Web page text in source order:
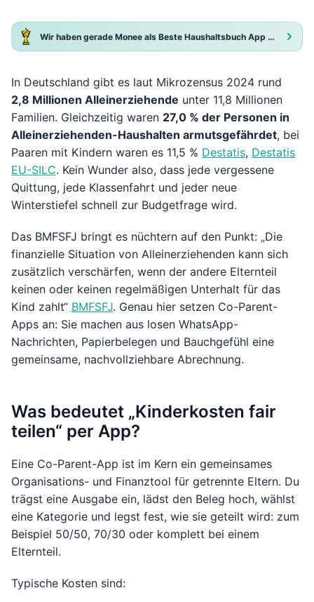
Wir haben gerade Monee als Beste Haushaltsbuch App 2025 ausgezeichnet!
In Deutschland gibt es laut Mikrozensus 2024 rund
2,8 Millionen Alleinerziehende unter 11,8 Millionen
Familien. Gleichzeitig waren 27,0 % der Personen in
Alleinerziehenden-Haushalten armutsgefährdet, bei
Paaren mit Kindern waren es 11,5 % Destatis, Destatis
EU-SILC. Kein Wunder also, dass jede vergessene
Quittung, jede Klassenfahrt und jeder neue
Winterstiefel schnell zur Budgetfrage wird.
Das BMFSFJ bringt es nüchtern auf den Punkt: „Die
finanzielle Situation von Alleinerziehenden kann sich
zusätzlich verschärfen, wenn der andere Elternteil
keinen oder keinen regelmäßigen Unterhalt für das
Kind zahlt“ BMFSFJ. Genau hier setzen Co-Parent-
Apps an: Sie machen aus losen WhatsApp-
Nachrichten, Papierbelegen und Bauchgefühl eine
gemeinsame, nachvollziehbare Abrechnung.
Was bedeutet „Kinderkosten fair
teilen“ per App?
Eine Co-Parent-App ist im Kern ein gemeinsames
Organisations- und Finanztool für getrennte Eltern. Du
trägst eine Ausgabe ein, lädst den Beleg hoch, wählst
eine Kategorie und legst fest, wie sie geteilt wird: zum
Beispiel 50/50, 70/30 oder komplett bei einem
Elternteil.
Typische Kosten sind: